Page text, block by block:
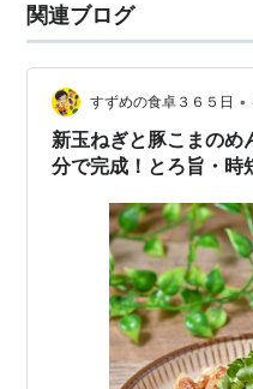
関連ブログ
すずめの食卓３６５日 •
新玉ねぎと豚こまのめ
分で完成！とろ旨・時